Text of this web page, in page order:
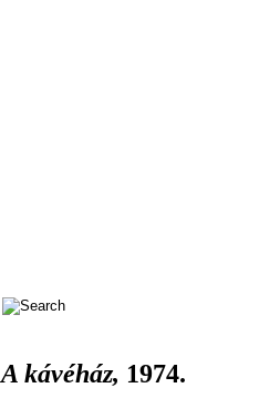
A kávéház, 1974.